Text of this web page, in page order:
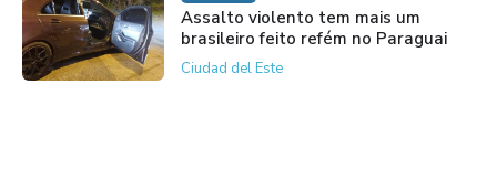
Assalto violento tem mais um
brasileiro feito refém no Paraguai
Ciudad del Este